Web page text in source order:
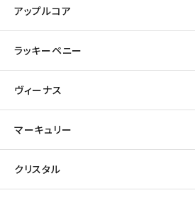
アップルコア
ラッキーペニー
ヴィーナス
マーキュリー
クリスタル